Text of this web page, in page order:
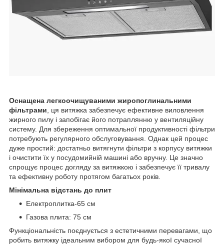
Оснащена легкоочищуваними жиропоглинальними
фільтрами , ця витяжка забезпечує ефективне виловлення
жирного пилу і запобігає його потраплянню у вентиляційну
систему. Для збереження оптимальної продуктивності фільтри
потребують регулярного обслуговування. Однак цей процес
дуже простий: достатньо витягнути фільтри з корпусу витяжки
і очистити їх у посудомийній машині або вручну. Це значно
спрощує процес догляду за витяжкою і забезпечує її тривалу
та ефективну роботу протягом багатьох років.
Мінімальна відстань до плит
Електроплитка-65 см
Газова плита: 75 см
Функціональність поєднується з естетичними перевагами, що
робить витяжку ідеальним вибором для будь-якої сучасної